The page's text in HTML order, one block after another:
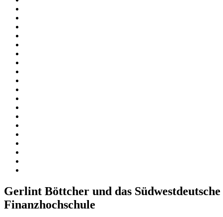
Gerlint Böttcher und das
Finanzhochschule